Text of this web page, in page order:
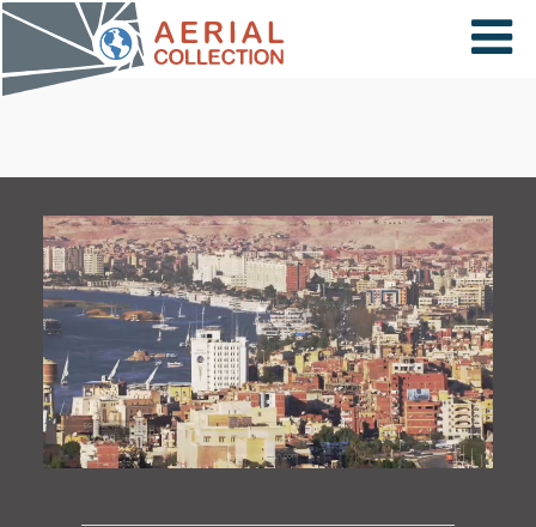
×
PAYS
CARTE
COLLECTIONS